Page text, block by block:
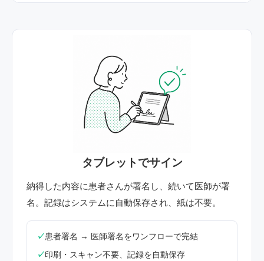
タブレットでサイン
納得した内容に患者さんが署名し、続いて医師が署
名。記録はシステムに自動保存され、紙は不要。
患者署名 → 医師署名をワンフローで完結
印刷・スキャン不要、記録を自動保存